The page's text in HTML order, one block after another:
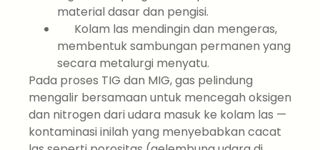
material dasar dan pengisi.
Kolam las mendingin dan mengeras,
membentuk sambungan permanen yang
secara metalurgi menyatu.
Pada proses TIG dan MIG, gas pelindung
mengalir bersamaan untuk mencegah oksigen
dan nitrogen dari udara masuk ke kolam las —
kontaminasi inilah yang menyebabkan cacat